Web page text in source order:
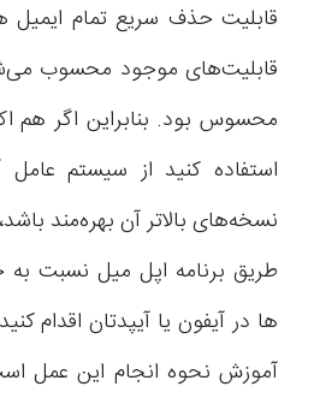
قابلیت حذف سریع تمام ایمیل
قابلیت‌های موجود محسوب
محسوس بود. بنابراین اگر هم
نسخه‌های بالاتر آن بهره‌مند
طریق برنامه اپل میل نسبت
ها در آیفون یا آیپدتان اقدام
آموزش نحوه انجام این عمل